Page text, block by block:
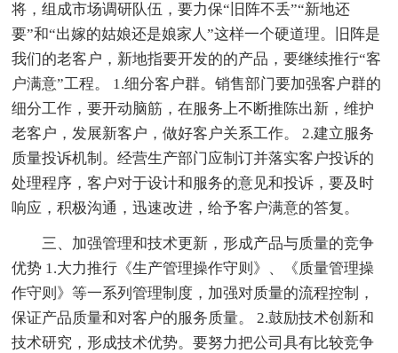
将，组成市场调研队伍，要力保“旧阵不丢”“新地还
要”和“出嫁的姑娘还是娘家人”这样一个硬道理。旧阵是
我们的老客户，新地指要开发的的产品，要继续推行“客
户满意”工程。 1.细分客户群。销售部门要加强客户群的
细分工作，要开动脑筋，在服务上不断推陈出新，维护
老客户，发展新客户，做好客户关系工作。 2.建立服务
质量投诉机制。经营生产部门应制订并落实客户投诉的
处理程序，客户对于设计和服务的意见和投诉，要及时
响应，积极沟通，迅速改进，给予客户满意的答复。
三、加强管理和技术更新，形成产品与质量的竞争
优势 1.大力推行《生产管理操作守则》、《质量管理操
作守则》等一系列管理制度，加强对质量的流程控制，
保证产品质量和对客户的服务质量。 2.鼓励技术创新和
技术研究，形成技术优势。要努力把公司具有比较竞争